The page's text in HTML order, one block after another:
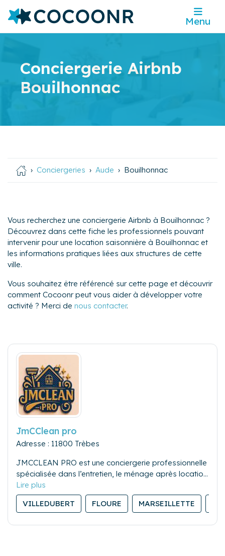
Menu
Conciergerie Airbnb
Bouilhonnac
Conciergeries Aude Bouilhonnac
Vous recherchez une conciergerie Airbnb à Bouilhonnac ?
Découvrez dans cette fiche les professionnels pouvant
intervenir pour une location saisonnière à Bouilhonnac et
les informations pratiques liées aux structures de cette
ville.
Vous souhaitez être référencé sur cette page et découvrir
comment Cocoonr peut vous aider à développer votre
activité ? Merci de nous contacter.
JmCClean pro
Adresse : 11800 Trèbes
JMCCLEAN PRO est une conciergerie professionnelle
spécialisée dans l’entretien, le ménage après location
saisonnière, et la gestion du linge. Sérieuse et
réactive, notre équipe assure des prestations de
qualité pour garantir la satisfaction des propriétaires
VILLEDUBERT FLOURE MARSEILLETTE